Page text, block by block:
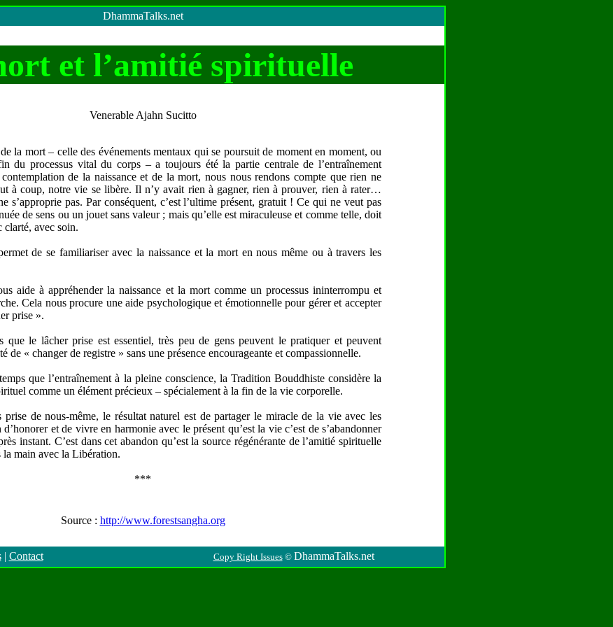
DhammaTalks.net
et l’amitié spirituelle
Venerable Ajahn Sucitto
la mort – celle des événements mentaux qui se poursuit de moment en moment, ou
du processus vital du corps – a toujours été la partie centrale de l’entraînement
de la naissance et de la mort, nous nous rendons compte que rien ne
à coup, notre vie se libère. Il n’y avait rien à gagner, rien à prouver, rien à rater…
s’approprie pas. Par conséquent, c’est l’ultime présent, gratuit ! Ce qui ne veut pas
de sens ou un jouet sans valeur ; mais qu’elle est miraculeuse et comme telle, doit
clarté, avec soin.
de se familiariser avec la naissance et la mort en nous même ou à travers les
aide à appréhender la naissance et la mort comme un processus ininterrompu et
Cela nous procure une aide psychologique et émotionnelle pour gérer et accepter
prise ».
que le lâcher prise est essentiel, très peu de gens peuvent le pratiquer et peuvent
de « changer de registre » sans une présence encourageante et compassionnelle.
que l’entraînement à la pleine conscience, la Tradition Bouddhiste considère la
comme un élément précieux – spécialement à la fin de la vie corporelle.
prise de nous-même, le résultat naturel est de partager le miracle de la vie avec les
et de vivre en harmonie avec le présent qu’est la vie c’est de s’abandonner
instant. C’est dans cet abandon qu’est la source régénérante de l’amitié spirituelle
la main avec la Libération.
***
Source : http://www.forestsangha.org
| Contact Copy Right Issues© DhammaTalks.net